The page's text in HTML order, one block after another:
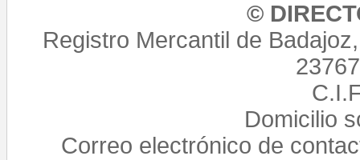
©
Registro Mercantil de
Domicilio
Correo electrónico de